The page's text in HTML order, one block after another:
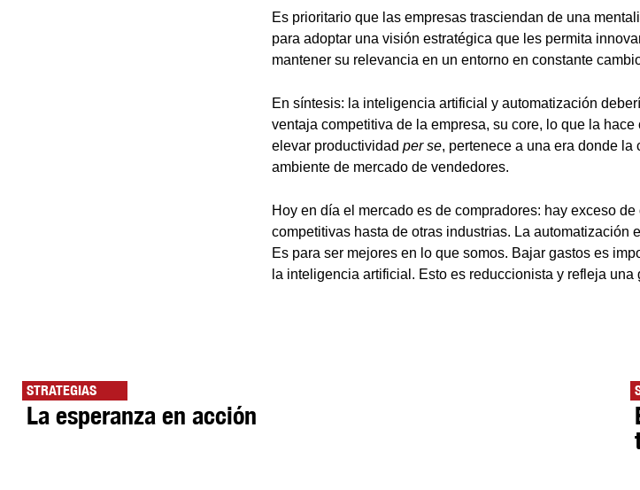
Es prioritario que las empresas trasciendan de una
para adoptar una visión estratégica que les permita
mantener su relevancia en un entorno en constante
En síntesis: la inteligencia artificial y automatización
ventaja competitiva de la empresa, su core, lo que la
elevar productividad per se, pertenece a una era donde
ambiente de mercado de vendedores.
Hoy en día el mercado es de compradores: hay exceso
competitivas hasta de otras industrias. La automatización
Es para ser mejores en lo que somos. Bajar gastos es
la inteligencia artificial. Esto es reduccionista y refleja una
STRATEGIAS
La esperanza en acción